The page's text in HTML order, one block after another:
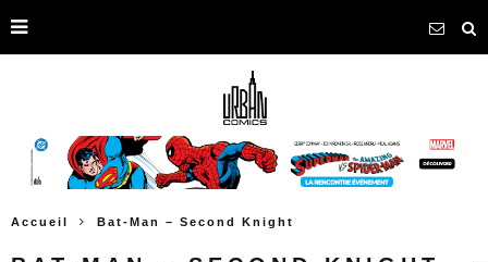
Accueil Bat-Man – Second Knight